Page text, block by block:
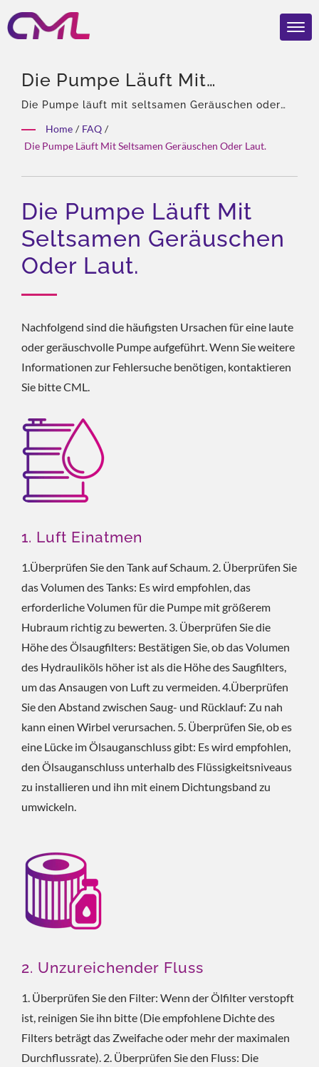
Die Pumpe Läuft Mit
Seltsamen Geräuschen Oder
Laut. | Ausgezeichnete
Hydraulikpumpen & Ventile –
CML: Zertifiziert,
Vertrauenswürdig Und
Weltweit Bewährt
Die Pumpe läuft mit seltsamen Geräuschen oder
Home / FAQ /
Die Pumpe Läuft Mit Seltsamen Geräuschen Oder Laut.
Die Pumpe Läuft Mit
Seltsamen Geräuschen
Oder Laut.
Nachfolgend sind die häufigsten Ursachen für eine laute
oder geräuschvolle Pumpe aufgeführt. Wenn Sie weitere
Informationen zur Fehlersuche benötigen, kontaktieren
Sie bitte CML.
1. Luft Einatmen
1.Überprüfen Sie den Tank auf Schaum. 2. Überprüfen Sie
das Volumen des Tanks: Es wird empfohlen, das
erforderliche Volumen für die Pumpe mit größerem
Hubraum richtig zu bewerten. 3. Überprüfen Sie die
Höhe des Ölsaugfilters: Bestätigen Sie, ob das Volumen
des Hydrauliköls höher ist als die Höhe des Saugfilters,
um das Ansaugen von Luft zu vermeiden. 4.Überprüfen
Sie den Abstand zwischen Saug- und Rücklauf: Zu nah
kann einen Wirbel verursachen. 5. Überprüfen Sie, ob es
eine Lücke im Ölsauganschluss gibt: Es wird empfohlen,
den Ölsauganschluss unterhalb des Flüssigkeitsniveaus
zu installieren und ihn mit einem Dichtungsband zu
umwickeln.
2. Unzureichender Fluss
1. Überprüfen Sie den Filter: Wenn der Ölfilter verstopft
ist, reinigen Sie ihn bitte (Die empfohlene Dichte des
Filters beträgt das Zweifache oder mehr der maximalen
Durchflussrate). 2. Überprüfen Sie den Fluss: Die